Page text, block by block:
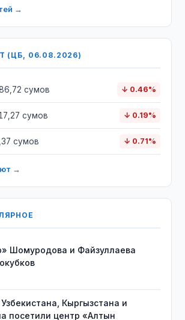
→
(ЦБ, 06.08.2026)
сумов ↓ 0.46%
сумов ↓ 0.19%
сумов ↓ 0.71%
→
Шомуродова и Файзуллаева
Кыргызстана и
посетили центр «Алтын